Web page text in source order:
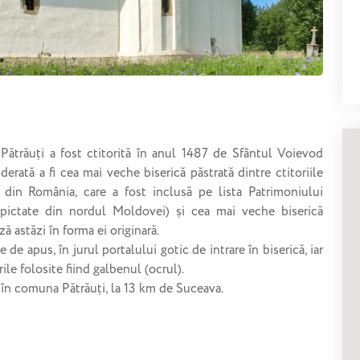
a fost ctitorită în anul 1487 de Sfântul Voievod
a fi cea mai veche biserică păstrată dintre ctitoriile
România, care a fost inclusă pe lista Patrimoniului
din nordul Moldovei) și cea mai veche biserică
astăzi în forma ei originară.
de apus, în jurul portalului gotic de intrare în biserică, iar
folosite fiind galbenul (ocrul).
comuna Pătrăuți, la 13 km de Suceava.